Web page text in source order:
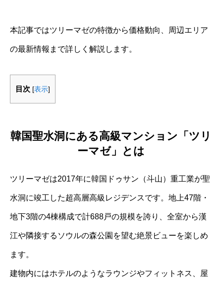
本記事ではツリーマゼの特徴から価格動向、周辺エリア
の最新情報まで詳しく解説します。
目次 [表示]
韓国聖水洞にある高級マンション「ツリ
ーマゼ」とは
ツリーマゼは2017年に韓国ドゥサン（斗山）重工業が聖
水洞に竣工した超高層高級レジデンスです。地上47階・
地下3階の4棟構成で計688戸の規模を誇り、全室から漢
江や隣接するソウルの森公園を望む絶景ビューを楽しめ
ます。
建物内にはホテルのようなラウンジやフィットネス、屋